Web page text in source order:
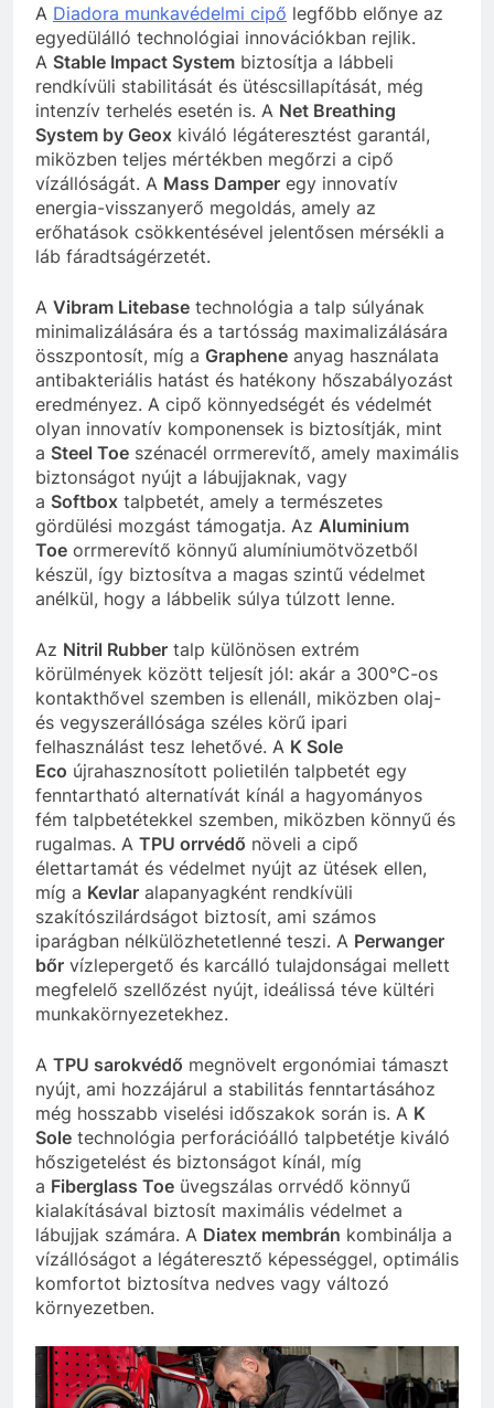
A Diadora munkavédelmi cipő legfőbb előnye az
egyedülálló technológiai innovációkban rejlik.
A Stable Impact System biztosítja a lábbeli
rendkívüli stabilitását és ütéscsillapítását, még
intenzív terhelés esetén is. A Net Breathing
System by Geox kiváló légáteresztést garantál,
miközben teljes mértékben megőrzi a cipő
vízállóságát. A Mass Damper egy innovatív
energia-visszanyerő megoldás, amely az
erőhatások csökkentésével jelentősen mérsékli a
láb fáradtságérzetét.
A Vibram Litebase technológia a talp súlyának
minimalizálására és a tartósság maximalizálására
összpontosít, míg a Graphene anyag használata
antibakteriális hatást és hatékony hőszabályozást
eredményez. A cipő könnyedségét és védelmét
olyan innovatív komponensek is biztosítják, mint
a Steel Toe szénacél orrmerevítő, amely maximális
biztonságot nyújt a lábujjaknak, vagy
a Softbox talpbetét, amely a természetes
gördülési mozgást támogatja. Az Aluminium
Toe orrmerevítő könnyű alumíniumötvözetből
készül, így biztosítva a magas szintű védelmet
anélkül, hogy a lábbelik súlya túlzott lenne.
Az Nitril Rubber talp különösen extrém
körülmények között teljesít jól: akár a 300°C-os
kontakthővel szemben is ellenáll, miközben olaj-
és vegyszerállósága széles körű ipari
felhasználást tesz lehetővé. A K Sole
Eco újrahasznosított polietilén talpbetét egy
fenntartható alternatívát kínál a hagyományos
fém talpbetétekkel szemben, miközben könnyű és
rugalmas. A TPU orrvédő növeli a cipő
élettartamát és védelmet nyújt az ütések ellen,
míg a Kevlar alapanyagként rendkívüli
szakítószilárdságot biztosít, ami számos
iparágban nélkülözhetetlenné teszi. A Perwanger
bőr vízlepergető és karcálló tulajdonságai mellett
megfelelő szellőzést nyújt, ideálissá téve kültéri
munkakörnyezetekhez.
A TPU sarokvédő megnövelt ergonómiai támaszt
nyújt, ami hozzájárul a stabilitás fenntartásához
még hosszabb viselési időszakok során is. A K
Sole technológia perforációálló talpbetétje kiváló
hőszigetelést és biztonságot kínál, míg
a Fiberglass Toe üvegszálas orrvédő könnyű
kialakításával biztosít maximális védelmet a
lábujjak számára. A Diatex membrán kombinálja a
vízállóságot a légáteresztő képességgel, optimális
komfortot biztosítva nedves vagy változó
környezetben.